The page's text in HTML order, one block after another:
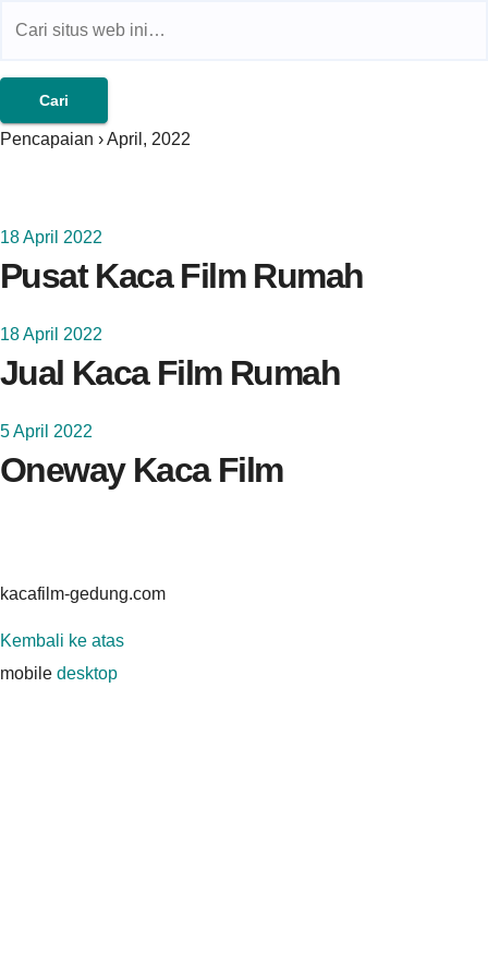
Jual Kaca Film Gedung,Kaca
Film 3m
Pencapaian › April, 2022
18 April 2022
Pusat Kaca Film Rumah
18 April 2022
Jual Kaca Film Rumah
5 April 2022
Oneway Kaca Film
kacafilm-gedung.com
Kembali ke atas
mobile desktop